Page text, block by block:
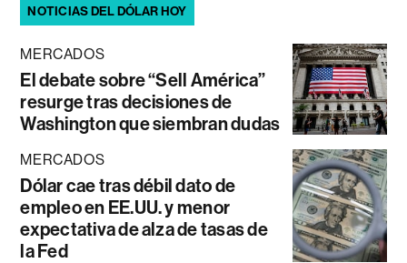
NOTICIAS DEL DÓLAR HOY
MERCADOS
El debate sobre “Sell América”
resurge tras decisiones de
Washington que siembran dudas
MERCADOS
Dólar cae tras débil dato de
empleo en EE.UU. y menor
expectativa de alza de tasas de
la Fed